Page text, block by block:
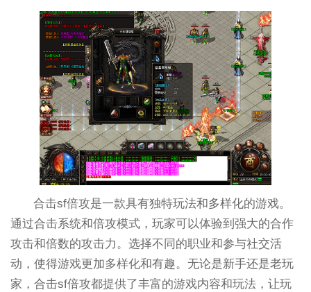
合击sf倍攻是一款具有独特玩法和多样化的游戏。
通过合击系统和倍攻模式，玩家可以体验到强大的合作
攻击和倍数的攻击力。选择不同的职业和参与社交活
动，使得游戏更加多样化和有趣。无论是新手还是老玩
家，合击sf倍攻都提供了丰富的游戏内容和玩法，让玩